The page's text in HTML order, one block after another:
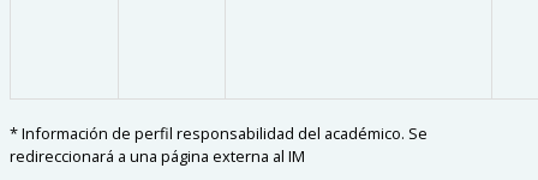
* Información de perfil responsabilidad del académico. Se
redireccionará a una página externa al IM